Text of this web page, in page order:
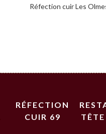
Réfection cuir Les
RÉFECTION
CUIR 69